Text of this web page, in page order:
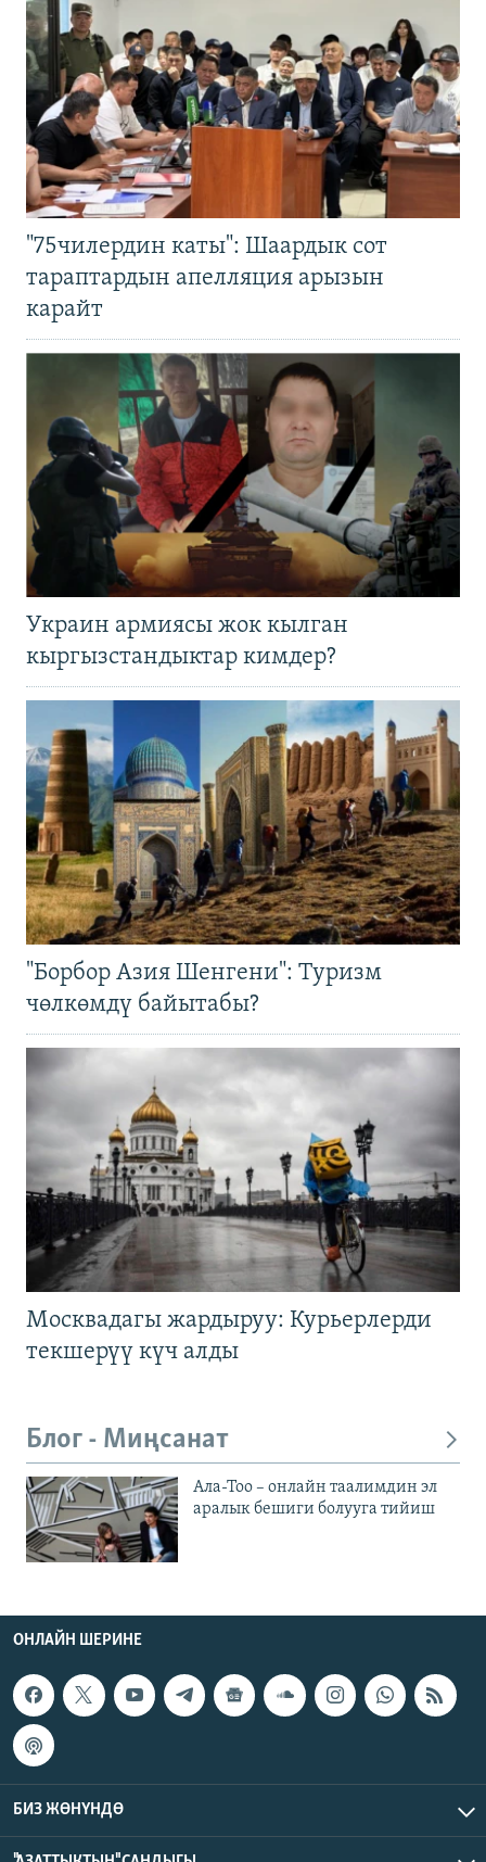
"75чилердин каты": Шаардык сот
тараптардын апелляция арызын
карайт
Украин армиясы жок кылган
кыргызстандыктар кимдер?
"Борбор Азия Шенгени": Туризм
чөлкөмдү байытабы?
Москвадагы жардыруу: Курьерлерди
текшерүү күч алды
Блог - Миңсанат
Ала-Тоо – онлайн таалимдин эл
аралык бешиги болууга тийиш
ОНЛАЙН ШЕРИНЕ
БИЗ ЖӨНҮНДӨ